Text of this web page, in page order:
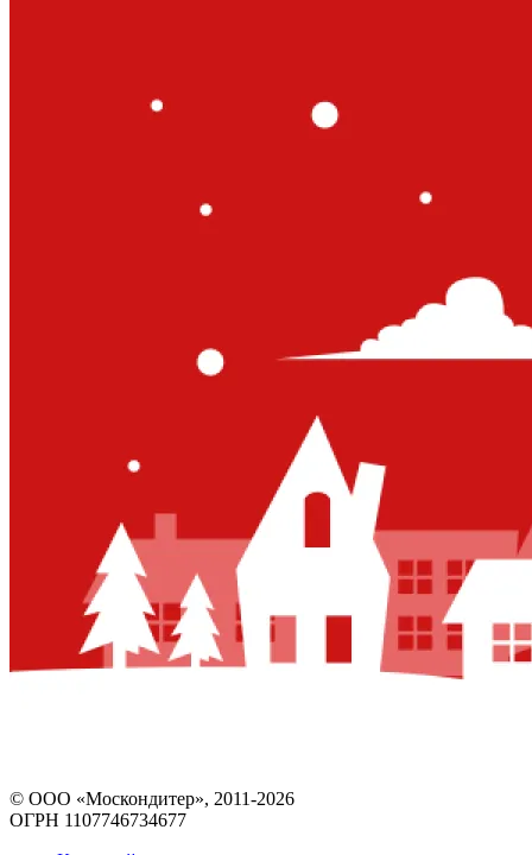
© ООО «Москондитер», 2011-2026
ОГРН 1107746734677